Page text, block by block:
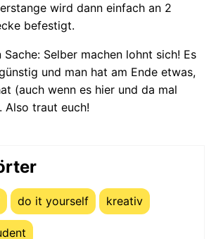
wird dann einfach an 2
befestigt.
Selber machen lohnt sich! Es
und man hat am Ende etwas,
(auch wenn es hier und da mal
Also traut euch!
do it yourself kreativ